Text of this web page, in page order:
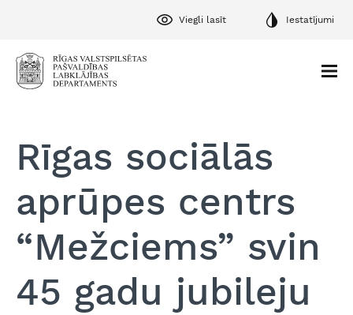
Viegli lasīt Iestatījumi
Rīgas sociālās
aprūpes centrs
“Mežciems” svin
45 gadu jubileju